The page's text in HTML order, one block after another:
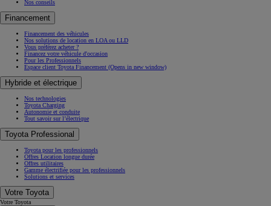
Nos conseils
Financement
Financement des véhicules
Nos solutions de location en LOA ou LLD
Vous préférez acheter ?
Financez votre véhicule d'occasion
Pour les Professionnels
Espace client Toyota Financement (Opens in new window)
Hybride et électrique
Nos technologies
Toyota Charging
Autonomie et conduite
Tout savoir sur l’électrique
Toyota Professional
Toyota pour les professionnels
Offres Location longue durée
Offres utilitaires
Gamme électrifiée pour les professionnels
Solutions et services
Votre Toyota
Votre Toyota